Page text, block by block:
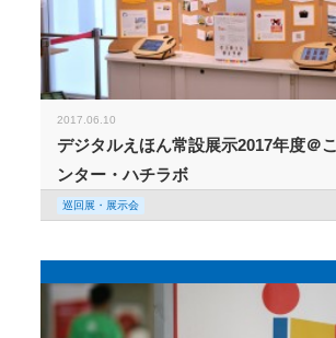
2017.06.10
デジタルえほん常設展示2017年度＠
ンター・ハチラボ
巡回展・展示会